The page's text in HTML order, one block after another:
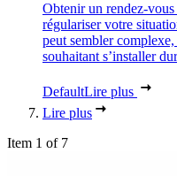
Obtenir un rendez-vous
régulariser votre
peut sembler
souhaitant s’installer
DefaultLire plus
Lire plus
Item 1 of 7